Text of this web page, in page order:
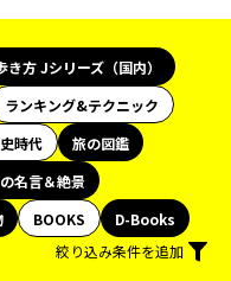
き方 Jシリーズ（国内）
ランキング&テクニック
時代
旅の図鑑
名言＆絶景
BOOKS
D-Books
絞り込み条件を追加